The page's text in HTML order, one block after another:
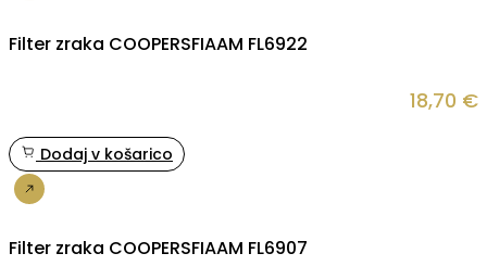
Filter zraka COOPERSFIAAM FL6922
18,70 €
Dodaj v košarico
Filter zraka COOPERSFIAAM FL6907